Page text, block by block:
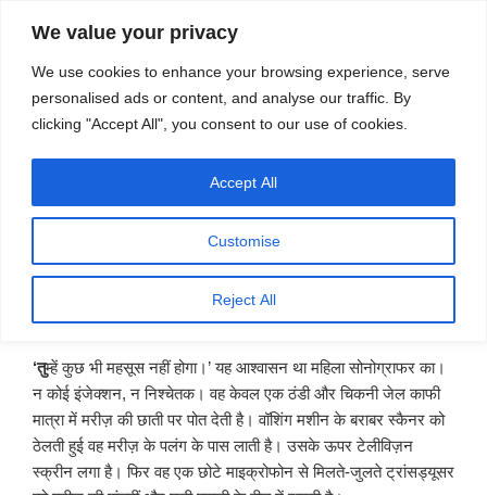
We value your privacy
We use cookies to enhance your browsing experience, serve
personalised ads or content, and analyse our traffic. By
clicking "Accept All", you consent to our use of cookies.
Customise
Reject All
Accept All
स्रोत
मेनू
प्रकाशित
शरीर के अंदर झांकती परा-ध्वनि तरंगें – नरेंद्र
देवांगन
‘तुम्हें कुछ भी महसूस नहीं होगा।’ यह आश्वासन था महिला सोनोग्राफर का।
न कोई इंजेक्शन, न निश्चेतक। वह केवल एक ठंडी और चिकनी जेल काफी
मात्रा में मरीज़ की छाती पर पोत देती है। वॉशिंग मशीन के बराबर स्कैनर को
ठेलती हुई वह मरीज़ के पलंग के पास लाती है। उसके ऊपर टेलीविज़न
स्क्रीन लगा है। फिर वह एक छोटे माइक्रोफोन से मिलते-जुलते ट्रांसड्यूसर